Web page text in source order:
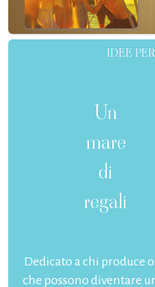
IDEE
Un
mare
di
regali
Dedicato a chi produce
che possono diventare